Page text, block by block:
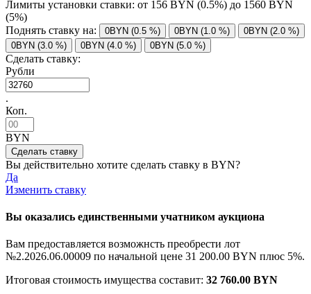
Лимиты установки ставки: от 156 BYN (0.5%) до 1560 BYN
(5%)
Поднять ставку на:
0BYN (0.5 %) 0BYN (1.0 %)
0BYN (2.0 %)
0BYN (3.0 %)
0BYN (4.0 %) 0BYN (5.0 %)
Сделать ставку:
Рубли
.
Коп.
BYN
Вы действительно хотите сделать ставку в BYN?
Да
Изменить ставку
Вы оказались единственными учатником аукциона
Вам предоставляется возможнсть преобрести лот
№2.2026.06.00009 по начальной цене 31 200.00 BYN плюс 5%.
Итоговая стоимость имущества составит: 32 760.00 BYN